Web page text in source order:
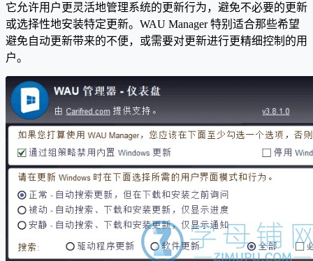
它允许用户更灵活地管理系统的更新行为，避免不必要的更新
或选择性地安装特定更新。WAU Manager 特别适合那些希望
避免自动更新带来的不便，或需要对更新进行更精细控制的用
户。